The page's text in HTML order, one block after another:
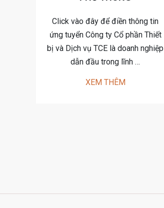
Click vào đây để điền thông tin
ứng tuyển Công ty Cổ phần Thiết
bị và Dịch vụ TCE là doanh nghiệp
dẫn đầu trong lĩnh …
XEM THÊM